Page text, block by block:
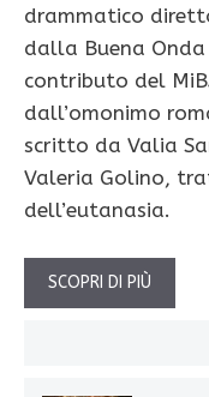
drammatico
dalla Buena Onda
contributo del
dall’omonimo
scritto da Valia
Valeria Golino,
dell’eutanasia.
SCOPRI DI PIÙ